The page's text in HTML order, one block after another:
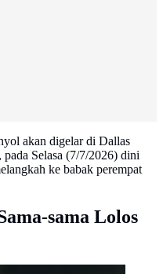
akan digelar di Dallas
Selasa (7/7/2026) dini
ke babak perempat
sama Lolos